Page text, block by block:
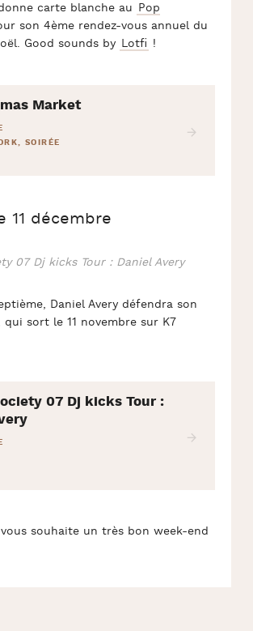
carte blanche au Pop
son 4ème rendez-vous annuel du
Good sounds by Lotfi !
Market
SOIRÉE
11 décembre
07 Dj kicks Tour : Daniel Avery
Daniel Avery défendra son
qui sort le 11 novembre sur K7
07 Dj kicks Tour :
souhaite un très bon week-end